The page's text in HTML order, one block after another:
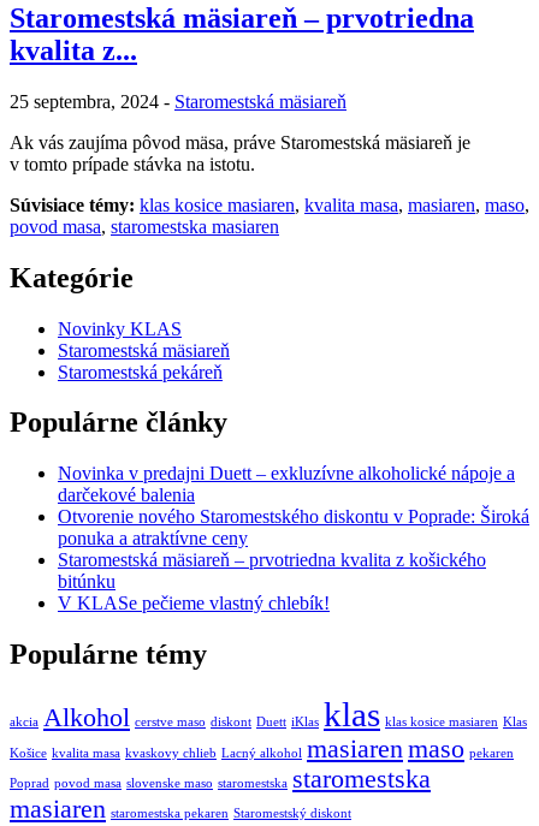
Staromestská mäsiareň – prvotriedna
kvalita z...
25 septembra, 2024 - Staromestská mäsiareň
Ak vás zaujíma pôvod mäsa, práve Staromestská mäsiareň je
v tomto prípade stávka na istotu.
Súvisiace témy: klas kosice masiaren, kvalita masa, masiaren, maso,
povod masa, staromestska masiaren
Kategórie
Novinky KLAS
Staromestská mäsiareň
Staromestská pekáreň
Populárne články
Novinka v predajni Duett – exkluzívne alkoholické nápoje a
darčekové balenia
Otvorenie nového Staromestského diskontu v Poprade: Široká
ponuka a atraktívne ceny
Staromestská mäsiareň – prvotriedna kvalita z košického
bitúnku
V KLASe pečieme vlastný chlebík!
Populárne témy
akcia Alkohol cerstve maso diskont Duett iKlas klas klas kosice masiaren Klas
Košice kvalita masa kvaskovy chlieb Lacný alkohol masiarenmaso pekaren
Poprad povod masa slovenske maso staromestska staromestska
masiaren staromestska pekaren Staromestský diskont